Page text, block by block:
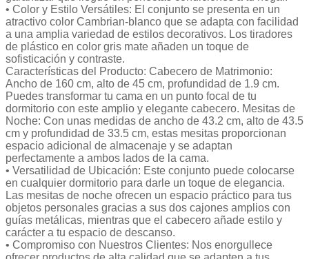
• Color y Estilo Versátiles: El conjunto se presenta en un
atractivo color Cambrian-blanco que se adapta con facilidad
a una amplia variedad de estilos decorativos. Los tiradores
de plástico en color gris mate añaden un toque de
sofisticación y contraste.
Características del Producto: Cabecero de Matrimonio:
Ancho de 160 cm, alto de 45 cm, profundidad de 1.9 cm.
Puedes transformar tu cama en un punto focal de tu
dormitorio con este amplio y elegante cabecero. Mesitas de
Noche: Con unas medidas de ancho de 43.2 cm, alto de 43.5
cm y profundidad de 33.5 cm, estas mesitas proporcionan
espacio adicional de almacenaje y se adaptan
perfectamente a ambos lados de la cama.
• Versatilidad de Ubicación: Este conjunto puede colocarse
en cualquier dormitorio para darle un toque de elegancia.
Las mesitas de noche ofrecen un espacio práctico para tus
objetos personales gracias a sus dos cajones amplios con
guías metálicas, mientras que el cabecero añade estilo y
carácter a tu espacio de descanso.
• Compromiso con Nuestros Clientes: Nos enorgullece